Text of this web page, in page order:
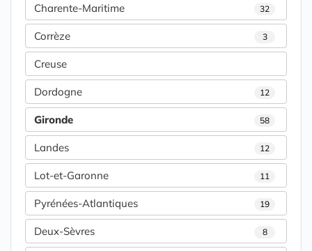
Charente-Maritime 32
Corrèze 3
Creuse
Dordogne 12
Gironde 58
Landes 12
Lot-et-Garonne 11
Pyrénées-Atlantiques 19
Deux-Sèvres 8